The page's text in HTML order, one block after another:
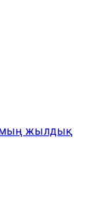
мың жылдық